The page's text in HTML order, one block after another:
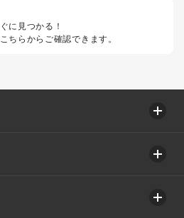
に見つかる！
ちらからご確認できます。